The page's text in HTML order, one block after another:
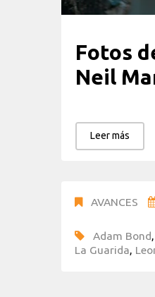
Fotos
Neil
Leer más
AVANCES
Adam Bond,
La Guarida,